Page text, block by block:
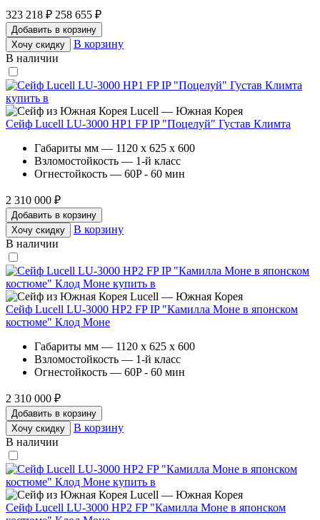
323 218 ₽ 258 655 ₽
Добавить в корзину
Хочу скидку
В корзину
В наличии
Lucell — Южная Корея
Сейф Lucell LU-3000 HP1 FP IP "Поцелуй" Густав Климта
Габариты мм — 1120 x 625 x 600
Взломостойкость — 1-й класс
Огнестойкость — 60P - 60 мин
2 310 000 ₽
Добавить в корзину
Хочу скидку
В корзину
В наличии
Lucell — Южная Корея
Сейф Lucell LU-3000 HP2 FP IP "Камилла Моне в японском
костюме" Клод Моне
Габариты мм — 1120 x 625 x 600
Взломостойкость — 1-й класс
Огнестойкость — 60P - 60 мин
2 310 000 ₽
Добавить в корзину
Хочу скидку
В корзину
В наличии
Lucell — Южная Корея
Сейф Lucell LU-3000 HP2 FP "Камилла Моне в японском